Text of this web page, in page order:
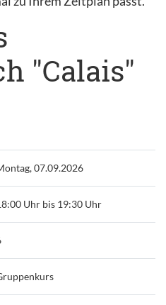
"Calais"
07.09.2026
Uhr bis 19:30 Uhr